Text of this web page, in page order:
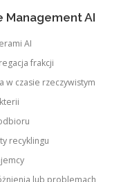
AI
AI
frakcji
w czasie rzeczywistym
recyklingu